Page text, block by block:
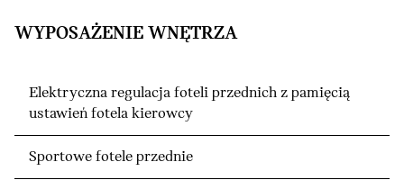
WYPOSAŻENIE WNĘTRZA
Elektryczna regulacja foteli przednich z pamięcią
ustawień fotela kierowcy
Sportowe fotele przednie